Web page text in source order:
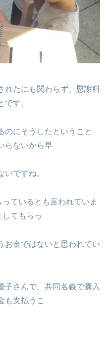
れたにも関わらず、慰謝料
す。
のにそうしたということ
らないから早
いですね。
ているとも言われていま
てもらっ
お金ではないと思われてい
子さんで、共同名義で購入
も支払うこ